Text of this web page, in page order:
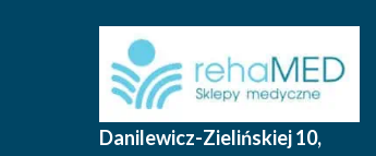
Danilewicz-Zielińskiej 10,